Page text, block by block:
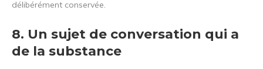
délibérément conservée.
8. Un sujet de conversation qui a
de la substance